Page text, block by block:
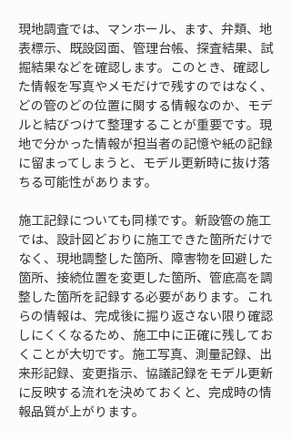
現地調査では、マンホール、ます、弁類、地
表標示、既設図面、管理台帳、探査結果、試
掘結果などを確認します。このとき、確認し
た情報を写真やメモだけで残すのではなく、
どの管のどの位置に関する情報なのか、モデ
ルと結びつけて整理することが重要です。現
地で分かった情報が担当者の記憶や紙の記録
に留まってしまうと、モデル更新時に抜け落
ちる可能性があります。
施工記録についても同様です。新設管の施工
では、設計図どおりに施工できた箇所だけで
なく、現地調整した箇所、障害物を回避した
箇所、接続位置を変更した箇所、管底高を調
整した箇所を記録する必要があります。これ
らの情報は、完成後に掘り返さない限り確認
しにくくなるため、施工中に正確に残してお
くことが大切です。施工写真、測量記録、出
来形記録、変更指示、協議記録をモデル更新
に反映する流れを決めておくと、完成時の情
報品質が上がります。